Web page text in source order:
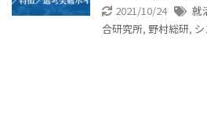
2021/10/24 就
合研究所, 野村総研,